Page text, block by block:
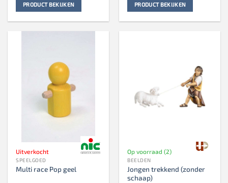
PRODUCT BEKIJKEN PRODUCT BEKIJKEN
Uitverkocht
SPEELGOED
Multi race Pop geel
Op voorraad (2)
BEELDEN
Jongen trekkend (zonder
schaap)